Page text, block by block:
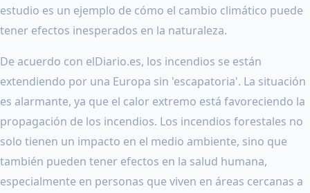
estudio es un ejemplo de cómo el cambio climático puede
tener efectos inesperados en la naturaleza.
De acuerdo con elDiario.es, los incendios se están
extendiendo por una Europa sin 'escapatoria'. La situación
es alarmante, ya que el calor extremo está favoreciendo la
propagación de los incendios. Los incendios forestales no
solo tienen un impacto en el medio ambiente, sino que
también pueden tener efectos en la salud humana,
especialmente en personas que viven en áreas cercanas a